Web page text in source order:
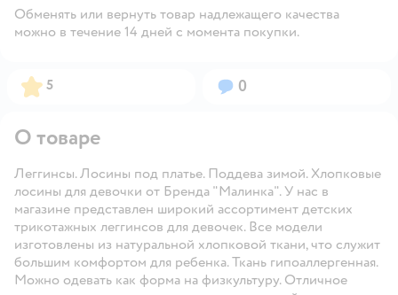
Обменять или вернуть товар надлежащего качества
можно в течение 14 дней с момента покупки.
Рейтинг:
5 Вопросов:
0
О товаре
Леггинсы. Лосины под платье. Поддева зимой. Хлопковые
лосины для девочки от Бренда "Малинка". У нас в
магазине представлен широкий ассортимент детских
трикотажных леггинсов для девочек. Все модели
изготовлены из натуральной хлопковой ткани, что служит
большим комфортом для ребенка. Ткань гипоаллергенная.
Можно одевать как форма на физкультуру. Отличное